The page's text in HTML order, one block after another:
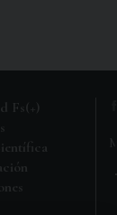
Fs(+)